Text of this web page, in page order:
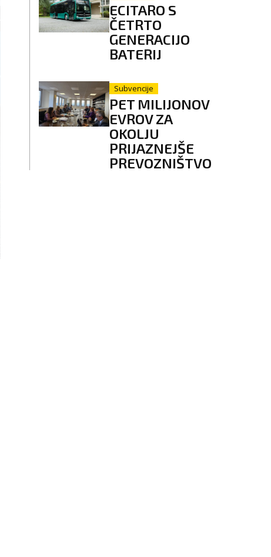
ECITARO S
ČETRTO
GENERACIJO
BATERIJ
Subvencije
PET MILIJONOV
EVROV ZA
OKOLJU
PRIJAZNEJŠE
PREVOZNIŠTVO